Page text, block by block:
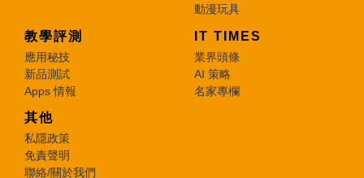
動漫玩具
教學評測
應用秘技
新品測試
Apps 情報
IT TIMES
業界頭條
AI 策略
名家專欄
其他
私隱政策
免責聲明
聯絡/關於我們